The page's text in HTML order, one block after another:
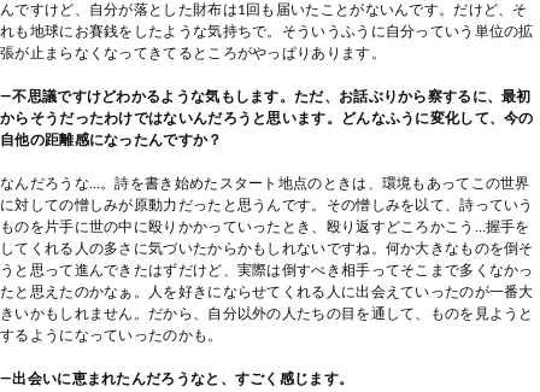
んですけど、自分が落とした財布は1回も届いたことがないんです。だけど、そ
れも地球にお賽銭をしたような気持ちで。そういうふうに自分っていう単位の拡
張が止まらなくなってきてるところがやっぱりあります。
―不思議ですけどわかるような気もします。ただ、お話ぶりから察するに、最初
からそうだったわけではないんだろうと思います。どんなふうに変化して、今の
自他の距離感になったんですか？
なんだろうな…。詩を書き始めたスタート地点のときは、環境もあってこの世界
に対しての憎しみが原動力だったと思うんです。その憎しみを以て、詩っていう
ものを片手に世の中に殴りかかっていったとき、殴り返すどころかこう…握手を
してくれる人の多さに気づいたからかもしれないですね。何か大きなものを倒そ
うと思って進んできたはずだけど、実際は倒すべき相手ってそこまで多くなかっ
たと思えたのかなぁ。人を好きにならせてくれる人に出会えていったのが一番大
きいかもしれません。だから、自分以外の人たちの目を通して、ものを見ようと
するようになっていったのかも。
―出会いに恵まれたんだろうなと、すごく感じます。